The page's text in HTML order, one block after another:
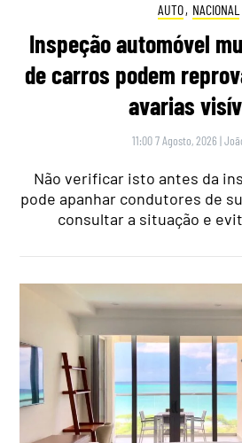
AUTO, NACIONAL
Inspeção automóvel
de carros podem
avarias
11:00 7 Agosto, 2026 |
Não verificar isto antes da
pode apanhar condutores de
consultar a situação e